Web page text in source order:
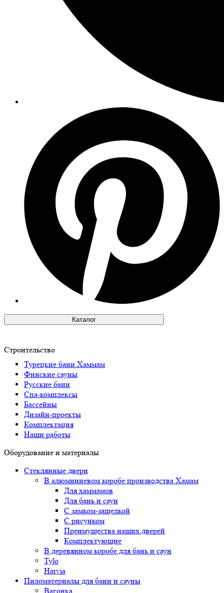
Каталог
Строительство
Турецкие бани Хаммам
Финские сауны
Русские бани
Спа-комплексы
Бассейны
Дизайн-проекты
Комплектация
Наши работы
Оборудование и материалы
Стеклянные двери
В алюминиевом коробе производства Хамам
Для хаммамов
Для бань и саун
С замком-защелкой
С рисунком
Преимущества наших дверей
Комплектующие
В деревянном коробе для бань и саун
Tylo
Harvia
Пиломатериалы для бани и сауны
Вагонка